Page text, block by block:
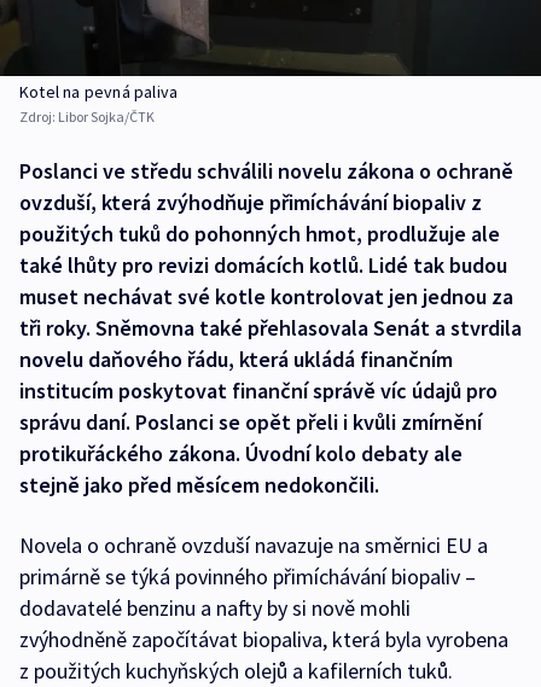
Kotel na pevná paliva
Zdroj: Libor Sojka/ČTK
Poslanci ve středu schválili novelu zákona o ochraně
ovzduší, která zvýhodňuje přimíchávání biopaliv z
použitých tuků do pohonných hmot, prodlužuje ale
také lhůty pro revizi domácích kotlů. Lidé tak budou
muset nechávat své kotle kontrolovat jen jednou za
tři roky. Sněmovna také přehlasovala Senát a stvrdila
novelu daňového řádu, která ukládá finančním
institucím poskytovat finanční správě víc údajů pro
správu daní. Poslanci se opět přeli i kvůli zmírnění
protikuřáckého zákona. Úvodní kolo debaty ale
stejně jako před měsícem nedokončili.
Novela o ochraně ovzduší navazuje na směrnici EU a
primárně se týká povinného přimíchávání biopaliv –
dodavatelé benzinu a nafty by si nově mohli
zvýhodněně započítávat biopaliva, která byla vyrobena
z použitých kuchyňských olejů a kafilerních tuků.